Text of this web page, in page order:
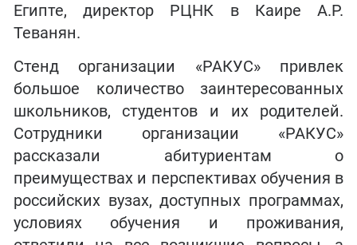
Египте, директор РЦНК в Каире А.Р.
Теванян.
Стенд организации «РАКУС» привлек
большое количество заинтересованных
школьников, студентов и их родителей.
Сотрудники организации «РАКУС»
рассказали абитуриентам о
преимуществах и перспективах обучения в
российских вузах, доступных программах,
условиях обучения и проживания,